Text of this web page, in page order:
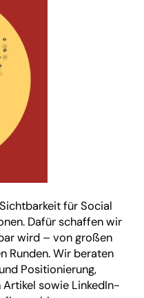
für Social
Dafür schaffen wir
wird – von großen
Runden. Wir beraten
Positionierung,
sowie LinkedIn-